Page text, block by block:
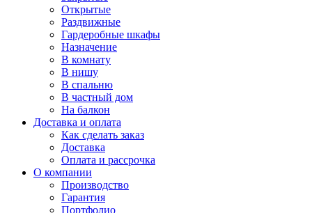
Открытые
Раздвижные
Гардеробные шкафы
Назначение
В комнату
В нишу
В спальню
В частный дом
На балкон
Доставка и оплата
Как сделать заказ
Доставка
Оплата и рассрочка
О компании
Производство
Гарантия
Портфолио